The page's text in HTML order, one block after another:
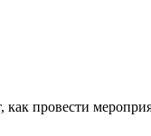
провести